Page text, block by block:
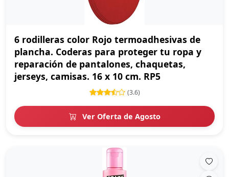
6 rodilleras color Rojo termoadhesivas de
plancha. Coderas para proteger tu ropa y
reparación de pantalones, chaquetas,
jerseys, camisas. 16 x 10 cm. RP5
(3.6)
Ver Oferta de Agosto